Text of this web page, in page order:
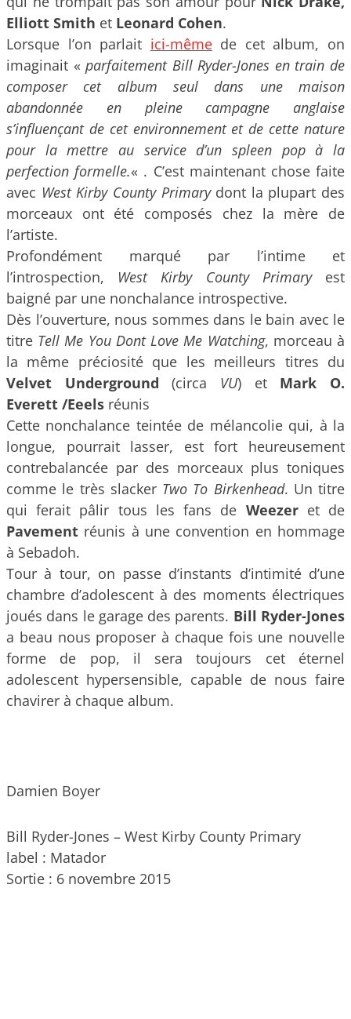
Elliott Smith et Leonard Cohen.
Lorsque l’on parlait ici-mêmede cet album, on
imaginait «parfaitement Bill Ryder-Jones en train de
composer cet album seul dans une maison
abandonnée en pleine campagne anglaise
s’influençant de cet environnement et de cette nature
pour la mettre au service d’un spleen pop à la
perfection formelle.« . C’est maintenant chose faite
avec West Kirby County Primarydont la plupart des
morceaux ont été composés chez la mère de
l’artiste.
Profondément marqué par l’intime et
l’introspection, West Kirby County Primaryest
baigné par une nonchalance introspective.
Dès l’ouverture, nous sommes dans le bain avec le
titre Tell Me You Dont Love Me Watching, morceau à
la même préciosité que les meilleurs titres du
Velvet Underground (circa VU) et Mark O.
Everett /Eeels réunis
Cette nonchalance teintée de mélancolie qui, à la
longue, pourrait lasser, est fort heureusement
contrebalancée par des morceaux plus toniques
comme le très slacker Two To Birkenhead. Un titre
qui ferait pâlir tous les fans de Weezeret de
Pavement réunis à une convention en hommage
à Sebadoh.
Tour à tour, on passe d’instants d’intimité d’une
chambre d’adolescent à des moments électriques
joués dans le garage des parents. Bill Ryder-Jones
a beau nous proposer à chaque fois une nouvelle
forme de pop, il sera toujours cet éternel
adolescent hypersensible, capable de nous faire
chavirer à chaque album.
Damien Boyer
Bill Ryder-Jones – West Kirby County Primary
label : Matador
Sortie : 6 novembre 2015